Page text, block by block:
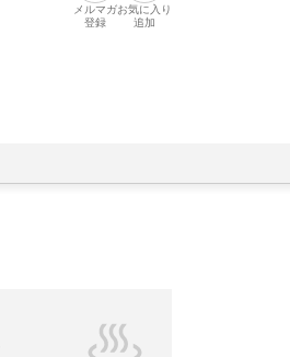
メルマガ
登録
お気に入り
追加